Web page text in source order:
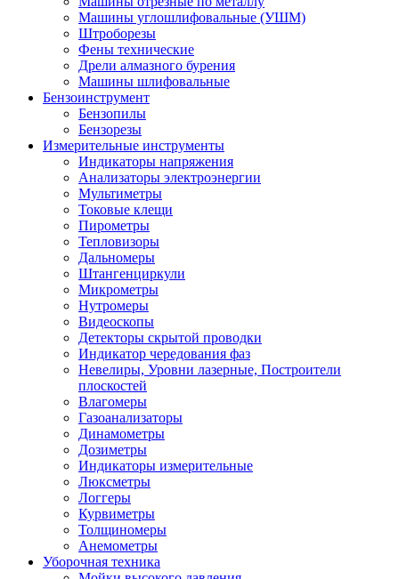
Машины углошлифовальные (УШМ)
Штроборезы
Фены технические
Дрели алмазного бурения
Машины шлифовальные
Бензоинструмент
Бензопилы
Бензорезы
Измерительные инструменты
Индикаторы напряжения
Анализаторы электроэнергии
Мультиметры
Токовые клещи
Пирометры
Тепловизоры
Дальномеры
Штангенциркули
Микрометры
Нутромеры
Видеоскопы
Детекторы скрытой проводки
Индикатор чередования фаз
Невелиры, Уровни лазерные, Построители
плоскостей
Влагомеры
Газоанализаторы
Динамометры
Дозиметры
Индикаторы измерительные
Люксметры
Логгеры
Курвиметры
Толщиномеры
Анемометры
Уборочная техника